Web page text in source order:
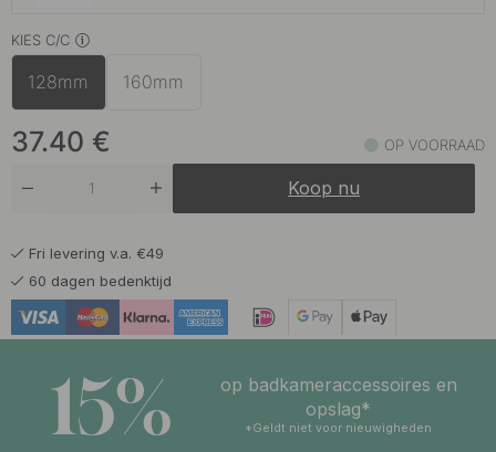
Gepolijst Chroom
Mat Zwart
KIES C/C
128mm 160mm
37.40 € OP VOORRAAD
Koop nu
Fri levering v.a. €49
60 dagen bedenktijd
15%
op badkameraccessoires en
opslag*
*Geldt niet voor nieuwigheden